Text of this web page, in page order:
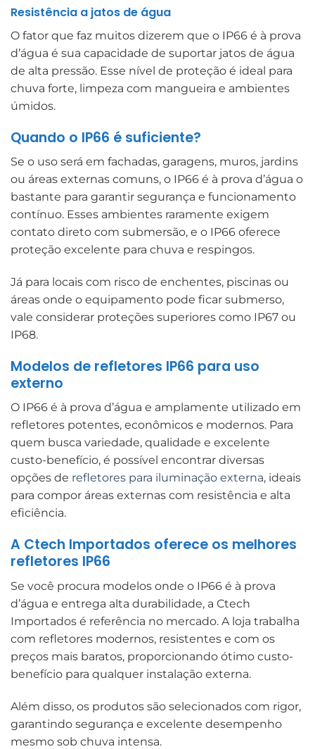
Resistência a jatos de água
O fator que faz muitos dizerem que o IP66 é à prova
d’água é sua capacidade de suportar jatos de água
de alta pressão. Esse nível de proteção é ideal para
chuva forte, limpeza com mangueira e ambientes
úmidos.
Quando o IP66 é suficiente?
Se o uso será em fachadas, garagens, muros, jardins
ou áreas externas comuns, o IP66 é à prova d’água o
bastante para garantir segurança e funcionamento
contínuo. Esses ambientes raramente exigem
contato direto com submersão, e o IP66 oferece
proteção excelente para chuva e respingos.
Já para locais com risco de enchentes, piscinas ou
áreas onde o equipamento pode ficar submerso,
vale considerar proteções superiores como IP67 ou
IP68.
Modelos de refletores IP66 para uso
externo
O IP66 é à prova d’água e amplamente utilizado em
refletores potentes, econômicos e modernos. Para
quem busca variedade, qualidade e excelente
custo-benefício, é possível encontrar diversas
opções de refletores para iluminação externa, ideais
para compor áreas externas com resistência e alta
eficiência.
A Ctech Importados oferece os melhores
refletores IP66
Se você procura modelos onde o IP66 é à prova
d’água e entrega alta durabilidade, a Ctech
Importados é referência no mercado. A loja trabalha
com refletores modernos, resistentes e com os
preços mais baratos, proporcionando ótimo custo-
benefício para qualquer instalação externa.
Além disso, os produtos são selecionados com rigor,
garantindo segurança e excelente desempenho
mesmo sob chuva intensa.